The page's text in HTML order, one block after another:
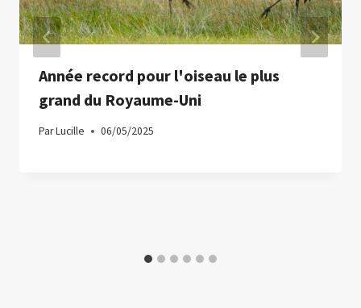
Année record pour l'oiseau le plus
grand du Royaume-Uni
ParLucille 06/05/2025